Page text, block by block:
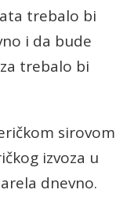
trebalo bi
i da bude
trebalo bi
sirovom
izvoza u
dnevno.